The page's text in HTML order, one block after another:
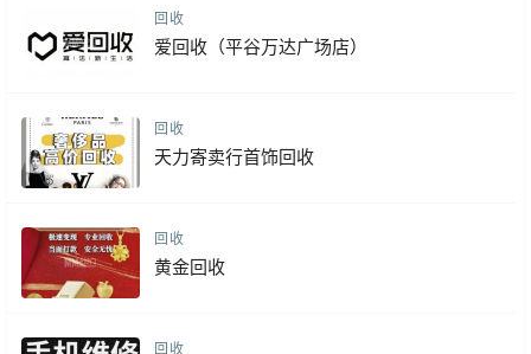
回收
爱回收（平谷万达广场店）
回收
天力寄卖行首饰回收
回收
黄金回收
回收